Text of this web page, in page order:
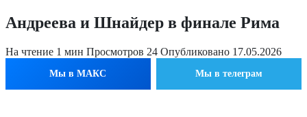
Андреева и Шнайдер в финале Рима
На чтение 1 мин Просмотров 24 Опубликовано 17.05.2026
Мы в МАКС Мы в телеграм